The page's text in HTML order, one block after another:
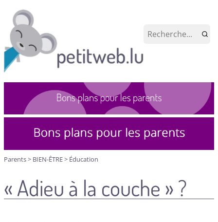
Parents> BIEN-ÊTRE> Éducation
« Adieu à la couche » ?